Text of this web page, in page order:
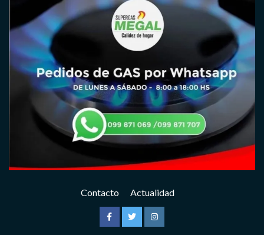
Contacto Actualidad
FacebookTwitterInstagram